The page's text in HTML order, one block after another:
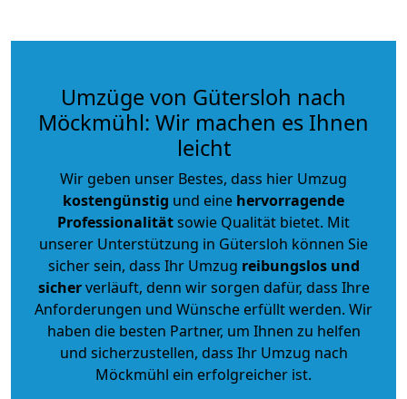
Umzüge von Gütersloh nach
Möckmühl: Wir machen es Ihnen
leicht
Wir geben unser Bestes, dass hier Umzug
kostengünstig und eine hervorragende
Professionalitätsowie Qualität bietet. Mit
unserer Unterstützung in Gütersloh können Sie
sicher sein, dass Ihr Umzug reibungslos und
sicherverläuft, denn wir sorgen dafür, dass Ihre
Anforderungen und Wünsche erfüllt werden. Wir
haben die besten Partner, um Ihnen zu helfen
und sicherzustellen, dass Ihr Umzug nach
Möckmühl ein erfolgreicher ist.